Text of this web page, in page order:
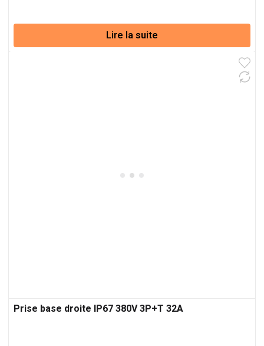
Lire la suite
Prise base droite IP67 380V 3P+T 32A